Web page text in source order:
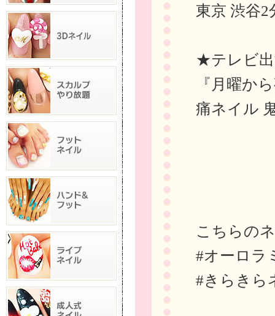
東京 渋谷
★テレビ
『月曜か
痛ネイル
こちらの
#オーロラ
#きらきら